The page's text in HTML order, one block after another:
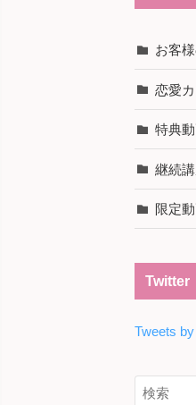
お客
恋愛
特典
継続
限定
Twitter
Tweets